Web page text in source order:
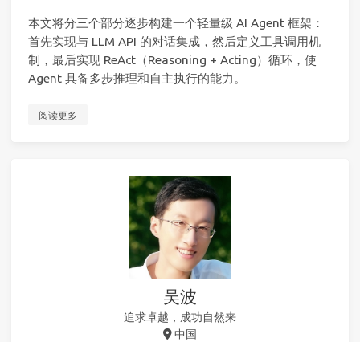
本文将分三个部分逐步构建一个轻量级 AI Agent 框架：
首先实现与 LLM API 的对话集成，然后定义工具调用机
制，最后实现 ReAct（Reasoning + Acting）循环，使
Agent 具备多步推理和自主执行的能力。
阅读更多
吴波
追求卓越，成功自然来
中国